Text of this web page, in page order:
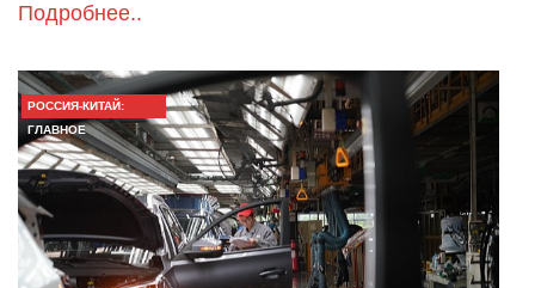
Подробнее..
РОССИЯ-КИТАЙ:
ГЛАВНОЕ